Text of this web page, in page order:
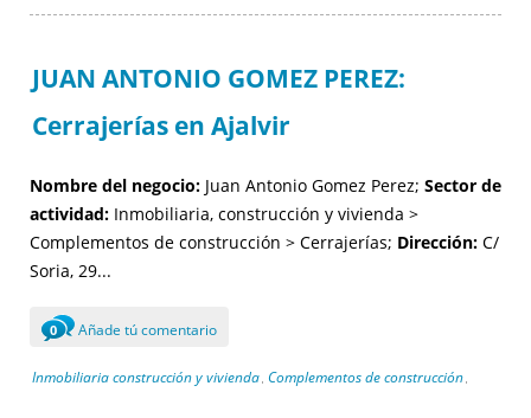
JUAN ANTONIO GOMEZ PEREZ:
Cerrajerías en Ajalvir
Nombre del negocio: Juan Antonio Gomez Perez; Sector de
actividad: Inmobiliaria, construcción y vivienda >
Complementos de construcción > Cerrajerías; Dirección: C/
Soria, 29...
0 Añade tú comentario
Inmobiliaria construcción y vivienda , Complementos de construcción ,